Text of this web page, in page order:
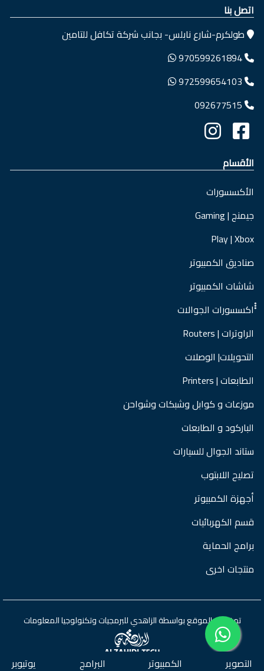
التصوير الكمبيوتر البرامج يوتيوبر
اتصل بنا
طولكرم-شارع نابلس- بجانب شركة تكافل للتامين
970599261894
972599654103
092677515
الأقسام
الأكسسورات
جيمنج | Gaming
Play | Xbox
صناديق الكمبيوتر
شاشات الكمبيوتر
ْْْاكسسورات الجوالات
الراوترات | Routers
التحويلات| الوصلات
الطابعات | Printers
موزعات و كوابل وشبكات وشواحن
الباركود و الطابعات
ستاند الجوال للسيارات
تصليح اللابتوب
أجهزة الكمبيوتر
قسم الكهربائيات
برامج الحماية
منتجات اخرى
تم تطوير الموقع بواسطةالزاهدي للبرمجيات وتكنولوجيا المعلومات